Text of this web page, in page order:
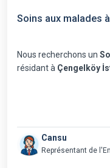
Soins aux malades
Nous recherchons un
résidant à Çengelköy
Cansu
Représentant de